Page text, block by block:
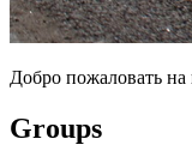
Добро пожаловать
Groups